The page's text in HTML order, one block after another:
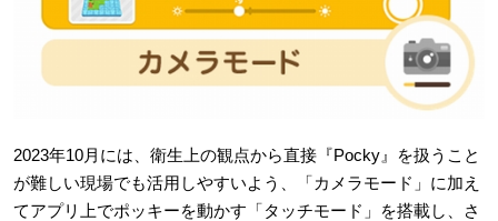
2023年10月には、衛生上の観点から直接『Pocky』を扱うこと
が難しい現場でも活用しやすいよう、「カメラモード」に加え
てアプリ上でポッキーを動かす「タッチモード」を搭載し、さ